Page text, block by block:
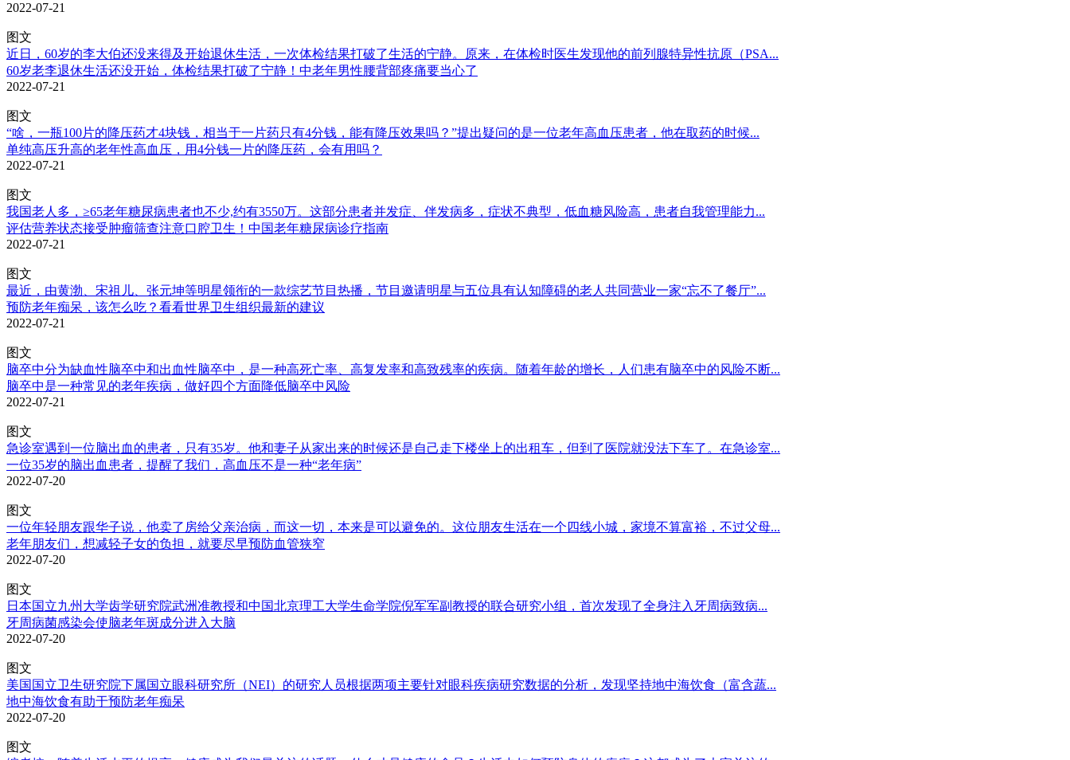
2022-07-21
图文
近日，60岁的李大伯还没来得及开始退休生活，一次体检结果打破了生活的宁静。原来，在体检时医生发现他的前列腺特异性抗原（PSA...
60岁老李退休生活还没开始，体检结果打破了宁静！中老年男性腰背部疼痛要当心了
2022-07-21
图文
“啥，一瓶100片的降压药才4块钱，相当于一片药只有4分钱，能有降压效果吗？”提出疑问的是一位老年高血压患者，他在取药的时候...
单纯高压升高的老年性高血压，用4分钱一片的降压药，会有用吗？
2022-07-21
图文
我国老人多，≥65老年糖尿病患者也不少,约有3550万。这部分患者并发症、伴发病多，症状不典型，低血糖风险高，患者自我管理能力...
评估营养状态接受肿瘤筛查注意口腔卫生！中国老年糖尿病诊疗指南
2022-07-21
图文
最近，由黄渤、宋祖儿、张元坤等明星领衔的一款综艺节目热播，节目邀请明星与五位具有认知障碍的老人共同营业一家“忘不了餐厅”...
预防老年痴呆，该怎么吃？看看世界卫生组织最新的建议
2022-07-21
图文
脑卒中分为缺血性脑卒中和出血性脑卒中，是一种高死亡率、高复发率和高致残率的疾病。随着年龄的增长，人们患有脑卒中的风险不断...
脑卒中是一种常见的老年疾病，做好四个方面降低脑卒中风险
2022-07-21
图文
急诊室遇到一位脑出血的患者，只有35岁。他和妻子从家出来的时候还是自己走下楼坐上的出租车，但到了医院就没法下车了。在急诊室...
一位35岁的脑出血患者，提醒了我们，高血压不是一种“老年病”
2022-07-20
图文
一位年轻朋友跟华子说，他卖了房给父亲治病，而这一切，本来是可以避免的。这位朋友生活在一个四线小城，家境不算富裕，不过父母...
老年朋友们，想减轻子女的负担，就要尽早预防血管狭窄
2022-07-20
图文
日本国立九州大学齿学研究院武洲准教授和中国北京理工大学生命学院倪军军副教授的联合研究小组，首次发现了全身注入牙周病致病...
牙周病菌感染会使脑老年斑成分进入大脑
2022-07-20
图文
美国国立卫生研究院下属国立眼科研究所（NEI）的研究人员根据两项主要针对眼科疾病研究数据的分析，发现坚持地中海饮食（富含蔬...
地中海饮食有助于预防老年痴呆
2022-07-20
图文